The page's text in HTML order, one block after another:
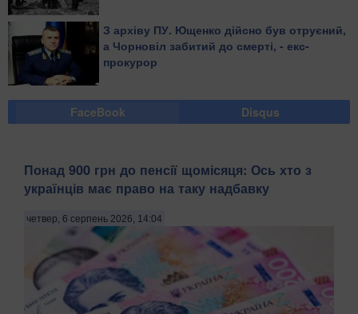
З архіву ПУ. Ющенко дійсно був отруєний,
а Чорновіл забитий до смерті, - екс-
прокурор
FaceBook Disqus
Понад 900 грн до пенсії щомісяця: Ось хто з
українців має право на таку надбавку
четвер, 6 серпень 2026, 14:04